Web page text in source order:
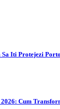
Iti Protejezi
Cum